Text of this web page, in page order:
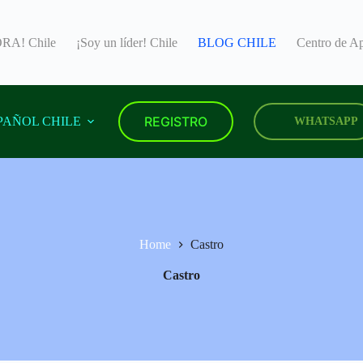
Chile ¡Soy un líder! Chile BLOG CHILE Centro de
CHILE REGISTRO WHATSAPP
Home Castro
Castro